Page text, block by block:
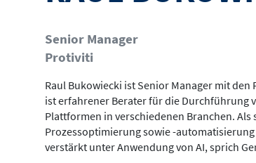
Senior Manager
Protiviti
Raul Bukowiecki ist Senior Manager mit den
ist erfahrener Berater für die Durchführung
Plattformen in verschiedenen Branchen.
Prozessoptimierung sowie -
verstärkt unter Anwendung von AI, sprich